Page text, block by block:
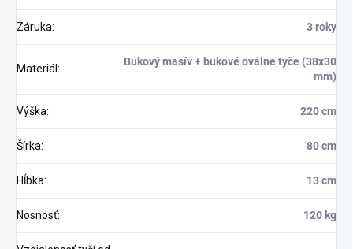
Záruka: 3 roky
Materiál:
Bukový masív + bukové oválne tyče (38x30
mm)
Výška: 220 cm
Šírka: 80 cm
Hĺbka: 13 cm
Nosnosť: 120 kg